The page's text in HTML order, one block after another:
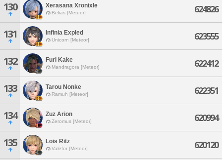
130 Xerasana Xronixle
Belias [Meteor] 624826
131 Infinia Expled
Unicorn [Meteor] 623555
132 Furi Kake
Mandragora [Meteor] 622412
133 Tarou Nonke
Ramuh [Meteor] 622351
134 Zuz Arion
Zeromus [Meteor] 620994
135 Lois Ritz
Valefor [Meteor] 620120